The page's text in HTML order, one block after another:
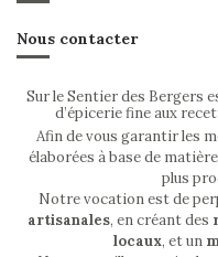
Nous contacter
Sur le Sentier des Bergers
d’épicerie fine aux
Afin de vous garantir les
élaborées à base de
plus
Notre vocation est de
artisanales, en créant des
locaux, et un